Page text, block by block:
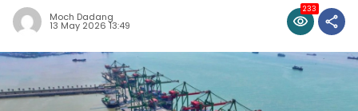
Moch Dadang
13 May 2026 13:49
233